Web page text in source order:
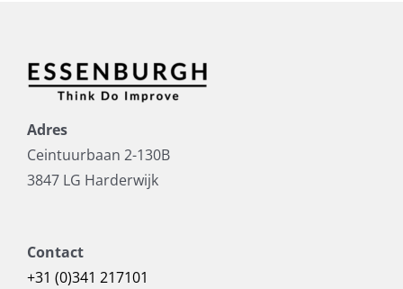
Adres
Ceintuurbaan 2-130B
3847 LG Harderwijk
Contact
+31 (0)341 217101